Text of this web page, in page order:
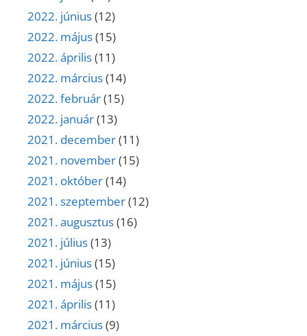
2022. június(12)
2022. május(15)
2022. április(11)
2022. március(14)
2022. február(15)
2022. január(13)
2021. december(11)
2021. november(15)
2021. október(14)
2021. szeptember(12)
2021. augusztus(16)
2021. július(13)
2021. június(15)
2021. május(15)
2021. április(11)
2021. március(9)